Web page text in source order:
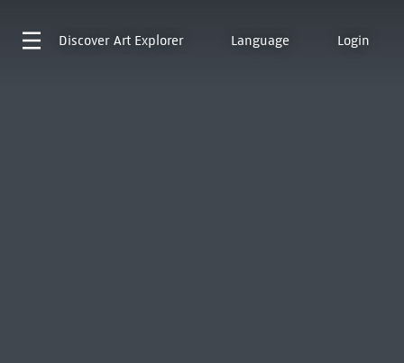
Discover Art Explorer Language Login